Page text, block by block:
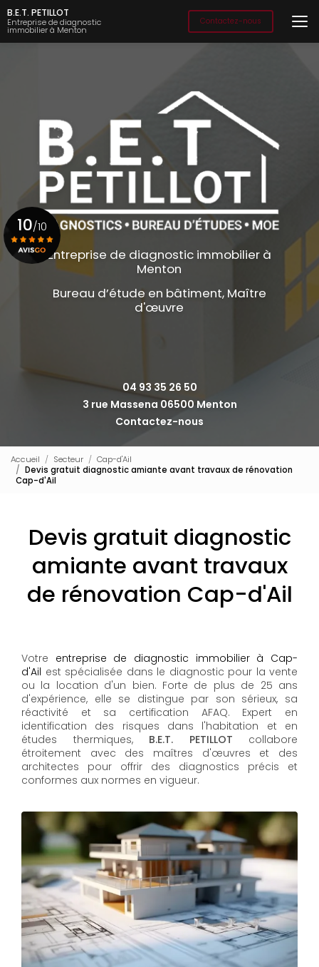
Aller
au
contenu
principal
B.E.T. PETILLOT
Entreprise de diagnostic
immobilier à Menton
Contactez-nous
Entreprise de diagnostic immobilier à
Menton
Bureau d’étude en bâtiment, Maître
d'œuvre
04 93 35 26 50
3 rue Massena 06500 Menton
Contactez-nous
10/10
Voir le certificat
Accueil Secteur
Cap-d'Ail
Devis gratuit diagnostic amiante avant travaux de rénovation
Cap-d'Ail
Devis gratuit diagnostic
amiante avant travaux
de rénovation Cap-d'Ail
Votre entreprise de diagnostic immobilier à Cap-
d'Ail est spécialisée dans le diagnostic pour la vente
ou la location d'un bien. Forte de plus de 25 ans
d'expérience, elle se distingue par son sérieux, sa
réactivité et sa certification AFAQ. Expert en
identification des risques dans l'habitation et en
études thermiques, B.E.T. PETILLOT collabore
étroitement avec des maîtres d'œuvres et des
architectes pour offrir des diagnostics précis et
conformes aux normes en vigueur.